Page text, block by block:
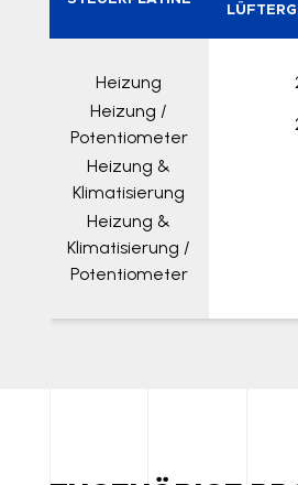
Heizung
Heizung /
Potentiometer
Heizung &
Klimatisierung
Heizung &
Klimatisierung /
Potentiometer